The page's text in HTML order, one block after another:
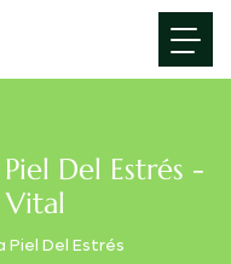
Del Estrés -
Piel Del Estrés